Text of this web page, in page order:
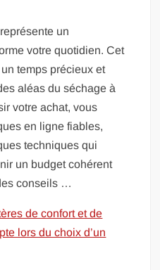
un
votre quotidien. Cet
temps précieux et
aléas du séchage à
votre achat, vous
en ligne fiables,
techniques qui
un budget cohérent
conseils …
de confort et de
lors du choix d’un